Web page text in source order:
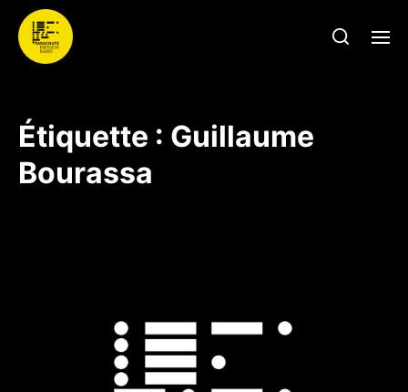
Étiquette : Guillaume
Bourassa